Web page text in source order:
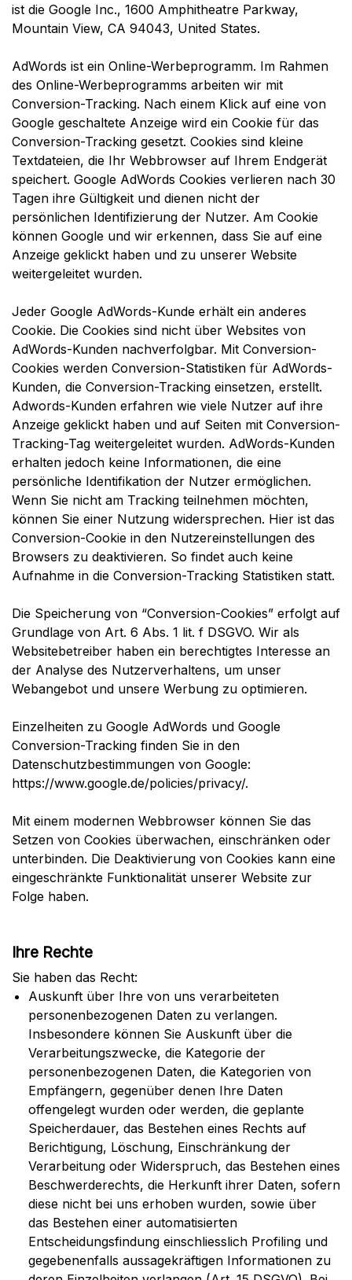
ist die Google Inc., 1600 Amphitheatre Parkway,
Mountain View, CA 94043, United States.
AdWords ist ein Online-Werbeprogramm. Im Rahmen
des Online-Werbeprogramms arbeiten wir mit
Conversion-Tracking. Nach einem Klick auf eine von
Google geschaltete Anzeige wird ein Cookie für das
Conversion-Tracking gesetzt. Cookies sind kleine
Textdateien, die Ihr Webbrowser auf Ihrem Endgerät
speichert. Google AdWords Cookies verlieren nach 30
Tagen ihre Gültigkeit und dienen nicht der
persönlichen Identifizierung der Nutzer. Am Cookie
können Google und wir erkennen, dass Sie auf eine
Anzeige geklickt haben und zu unserer Website
weitergeleitet wurden.
Jeder Google AdWords-Kunde erhält ein anderes
Cookie. Die Cookies sind nicht über Websites von
AdWords-Kunden nachverfolgbar. Mit Conversion-
Cookies werden Conversion-Statistiken für AdWords-
Kunden, die Conversion-Tracking einsetzen, erstellt.
Adwords-Kunden erfahren wie viele Nutzer auf ihre
Anzeige geklickt haben und auf Seiten mit Conversion-
Tracking-Tag weitergeleitet wurden. AdWords-Kunden
erhalten jedoch keine Informationen, die eine
persönliche Identifikation der Nutzer ermöglichen.
Wenn Sie nicht am Tracking teilnehmen möchten,
können Sie einer Nutzung widersprechen. Hier ist das
Conversion-Cookie in den Nutzereinstellungen des
Browsers zu deaktivieren. So findet auch keine
Aufnahme in die Conversion-Tracking Statistiken statt.
Die Speicherung von “Conversion-Cookies” erfolgt auf
Grundlage von Art. 6 Abs. 1 lit. f DSGVO. Wir als
Websitebetreiber haben ein berechtigtes Interesse an
der Analyse des Nutzerverhaltens, um unser
Webangebot und unsere Werbung zu optimieren.
Einzelheiten zu Google AdWords und Google
Conversion-Tracking finden Sie in den
Datenschutzbestimmungen von Google:
https://www.google.de/policies/privacy/.
Mit einem modernen Webbrowser können Sie das
Setzen von Cookies überwachen, einschränken oder
unterbinden. Die Deaktivierung von Cookies kann eine
eingeschränkte Funktionalität unserer Website zur
Folge haben.
Ihre Rechte
Sie haben das Recht:
Auskunft über Ihre von uns verarbeiteten
personenbezogenen Daten zu verlangen.
Insbesondere können Sie Auskunft über die
Verarbeitungszwecke, die Kategorie der
personenbezogenen Daten, die Kategorien von
Empfängern, gegenüber denen Ihre Daten
offengelegt wurden oder werden, die geplante
Speicherdauer, das Bestehen eines Rechts auf
Berichtigung, Löschung, Einschränkung der
Verarbeitung oder Widerspruch, das Bestehen eines
Beschwerderechts, die Herkunft ihrer Daten, sofern
diese nicht bei uns erhoben wurden, sowie über
das Bestehen einer automatisierten
Entscheidungsfindung einschliesslich Profiling und
gegebenenfalls aussagekräftigen Informationen zu